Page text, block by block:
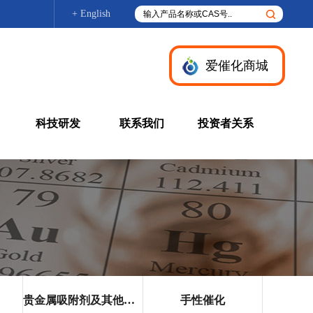
+ English
爱催化商城
科技研发 联系我们 投资者关系
贵金属吸附剂及其他产品 手性催化